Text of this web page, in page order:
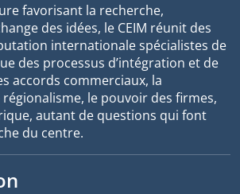
favorisant la recherche,
des idées, le CEIM réunit des
internationale spécialistes de
des processus d’intégration et de
accords commerciaux, la
le pouvoir des firmes,
autant de questions qui font
du centre.